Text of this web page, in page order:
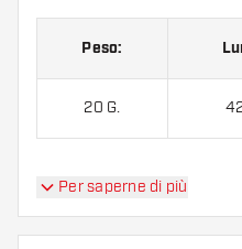
Peso:
20 G.
Cuesoul Zodiac Dog 90%
Per saperne di più